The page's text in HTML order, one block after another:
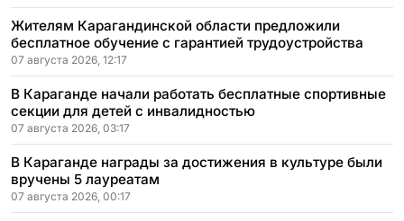
Жителям Карагандинской области предложили
бесплатное обучение с гарантией трудоустройства
07 августа 2026, 12:17
В Караганде начали работать бесплатные спортивные
секции для детей с инвалидностью
07 августа 2026, 03:17
В Караганде награды за достижения в культуре были
вручены 5 лауреатам
07 августа 2026, 00:17